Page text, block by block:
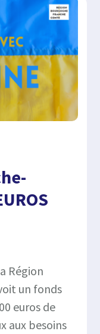
Région
un fonds
euros de
aux besoins